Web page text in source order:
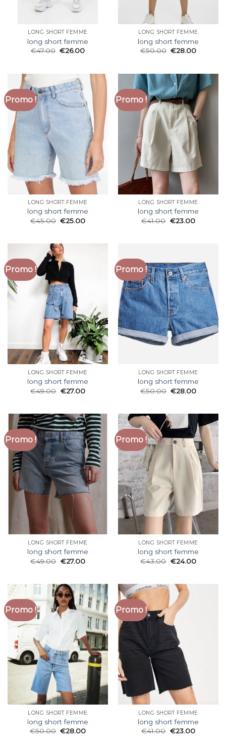
LONG SHORT FEMME
long short femme
€47.00 €26.00
LONG SHORT FEMME
long short femme
€50.00 €28.00
Promo !
LONG SHORT FEMME
long short femme
€45.00 €25.00
Promo !
LONG SHORT FEMME
long short femme
€41.00 €23.00
Promo !
LONG SHORT FEMME
long short femme
€49.00 €27.00
Promo !
LONG SHORT FEMME
long short femme
€50.00 €28.00
Promo !
LONG SHORT FEMME
long short femme
€49.00 €27.00
Promo !
LONG SHORT FEMME
long short femme
€43.00 €24.00
Promo !
LONG SHORT FEMME
long short femme
€50.00 €28.00
Promo !
LONG SHORT FEMME
long short femme
€41.00 €23.00